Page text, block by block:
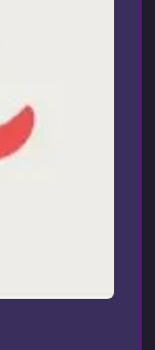
00:03:57